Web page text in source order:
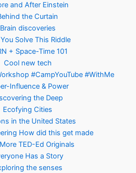
and After Einstein
the Curtain
Brain discoveries
Solve This Riddle
+ Space-Time 101
Cool new tech
#CampYouTube #WithMe
Influence & Power
the Deep
Ecofying Cities
in the United States
How did this get made
TED-Ed Originals
Has a Story
the senses